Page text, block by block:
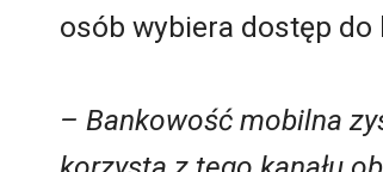
osób wybiera dostęp
– Bankowość mobilna